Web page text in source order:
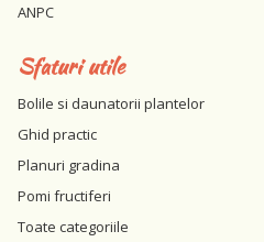
ANPC
Sfaturi utile
Bolile si daunatorii plantelor
Ghid practic
Planuri gradina
Pomi fructiferi
Toate categoriile